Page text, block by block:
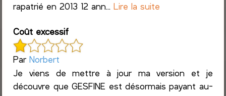
rapatrié en 2013 12 ann...Lire la suite
Coût excessif
ParNorbert
Je viens de mettre à jour ma version et je
découvre que GESFINE est désormais payant au-